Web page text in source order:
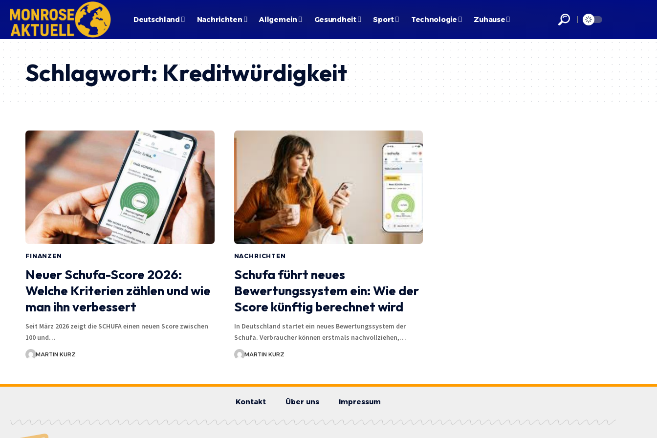
Deutschland Nachrichten Allgemein Gesundheit Sport Technologie Zuhause
Schlagwort: Kreditwürdigkeit
FINANZEN
Neuer Schufa-Score 2026:
Welche Kriterien zählen und wie
man ihn verbessert
Seit März 2026 zeigt die SCHUFA einen neuen Score zwischen
100 und…
MARTIN KURZ
NACHRICHTEN
Schufa führt neues
Bewertungssystem ein: Wie der
Score künftig berechnet wird
In Deutschland startet ein neues Bewertungssystem der
Schufa. Verbraucher können erstmals nachvollziehen,…
MARTIN KURZ
Kontakt Über uns Impressum